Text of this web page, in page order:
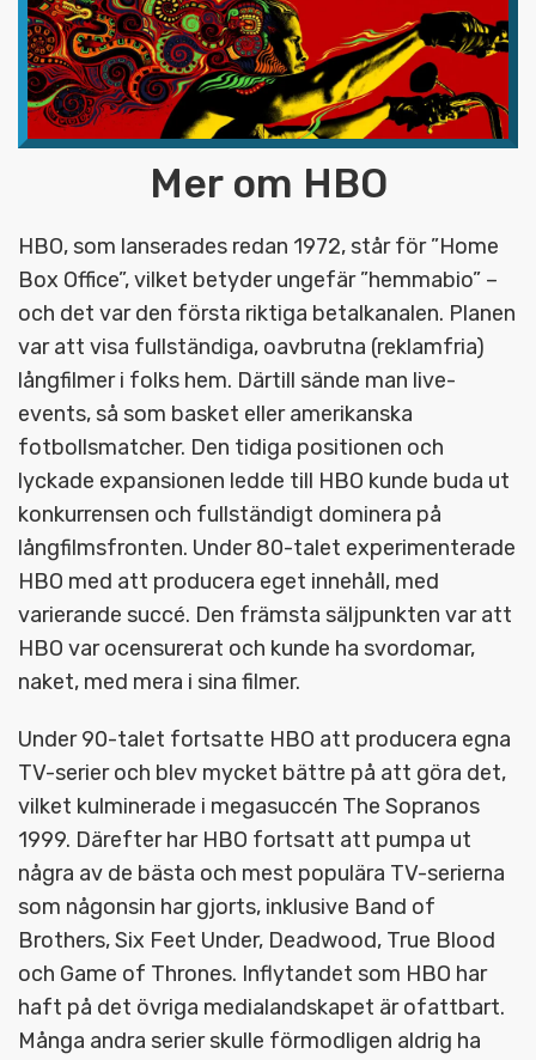
Mer om HBO
HBO, som lanserades redan 1972, står för ”Home
Box Office”, vilket betyder ungefär ”hemmabio” –
och det var den första riktiga betalkanalen. Planen
var att visa fullständiga, oavbrutna (reklamfria)
långfilmer i folks hem. Därtill sände man live-
events, så som basket eller amerikanska
fotbollsmatcher. Den tidiga positionen och
lyckade expansionen ledde till HBO kunde buda ut
konkurrensen och fullständigt dominera på
långfilmsfronten. Under 80-talet experimenterade
HBO med att producera eget innehåll, med
varierande succé. Den främsta säljpunkten var att
HBO var ocensurerat och kunde ha svordomar,
naket, med mera i sina filmer.
Under 90-talet fortsatte HBO att producera egna
TV-serier och blev mycket bättre på att göra det,
vilket kulminerade i megasuccén The Sopranos
1999. Därefter har HBO fortsatt att pumpa ut
några av de bästa och mest populära TV-serierna
som någonsin har gjorts, inklusive Band of
Brothers, Six Feet Under, Deadwood, True Blood
och Game of Thrones. Inflytandet som HBO har
haft på det övriga medialandskapet är ofattbart.
Många andra serier skulle förmodligen aldrig ha